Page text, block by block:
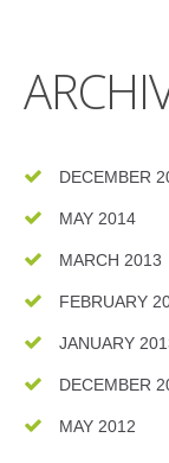
DECEMBER
MAY 2014
MARCH 2013
FEBRUARY
JANUARY
DECEMBER
MAY 2012